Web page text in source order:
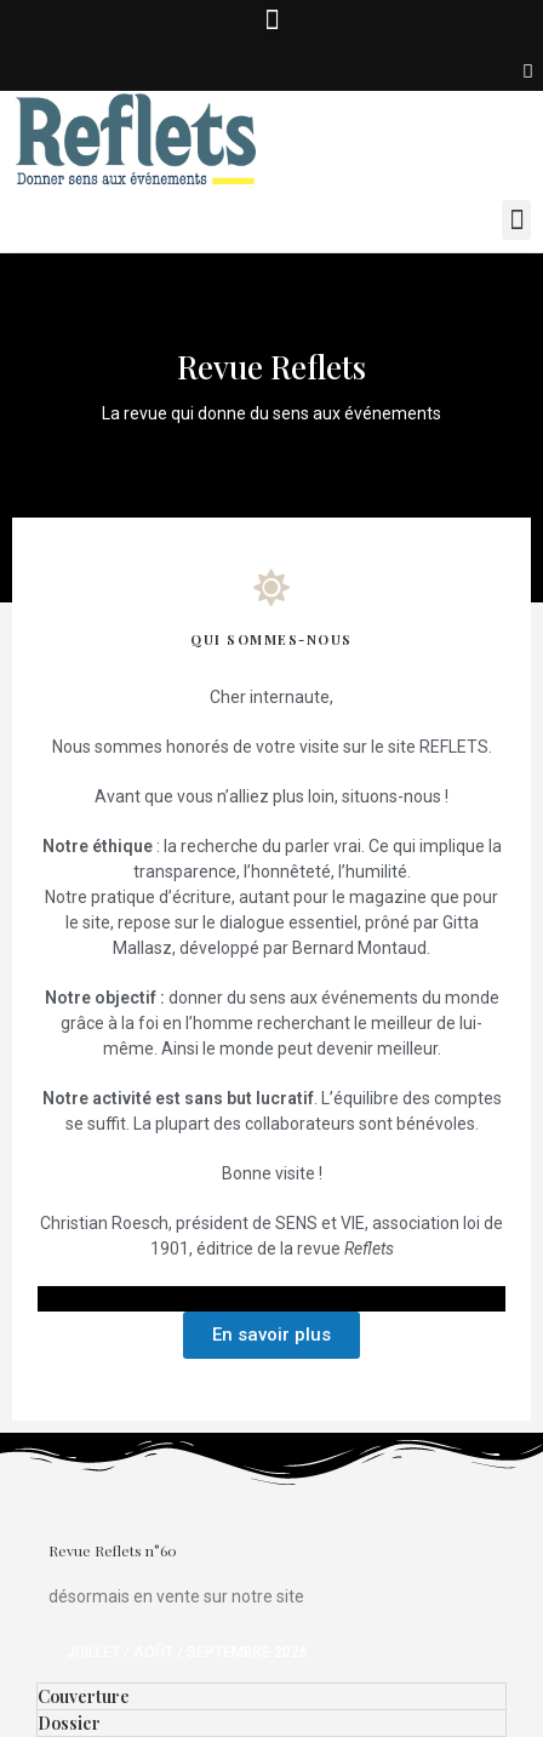
Revue Reflets
La revue qui donne du sens aux événements
QUI SOMMES-NOUS
Cher internaute,
Nous sommes honorés de votre visite sur le site REFLETS.
Avant que vous n’alliez plus loin, situons-nous !
Notre éthique: la recherche du parler vrai. Ce qui implique la
transparence, l’honnêteté, l’humilité.
Notre pratique d’écriture, autant pour le magazine que pour
le site, repose sur le dialogue essentiel, prôné par Gitta
Mallasz, développé par Bernard Montaud.
Notre objectif : donner du sens aux événements du monde
grâce à la foi en l’homme recherchant le meilleur de lui-
même. Ainsi le monde peut devenir meilleur.
Notre activité est sans but lucratif. L’équilibre des comptes
se suffit. La plupart des collaborateurs sont bénévoles.
Bonne visite !
Christian Roesch, président de SENS et VIE, association loi de
1901, éditrice de la revue Reflets
En savoir plus
Revue Reflets n°60
désormais en vente sur notre site
Couverture
Dossier